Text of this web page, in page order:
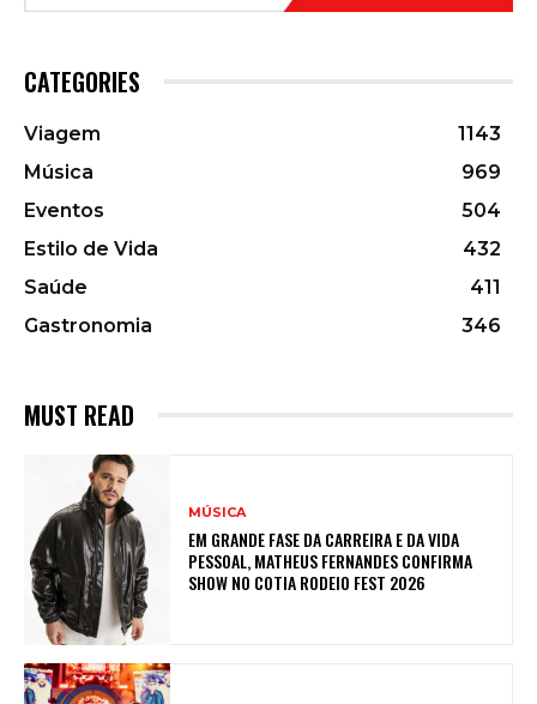
CATEGORIES
Viagem
1143
Música
969
Eventos
504
Estilo de Vida
432
Saúde
411
Gastronomia
346
MUST READ
MÚSICA
EM GRANDE FASE DA CARREIRA E DA VIDA
PESSOAL, MATHEUS FERNANDES CONFIRMA
SHOW NO COTIA RODEIO FEST 2026